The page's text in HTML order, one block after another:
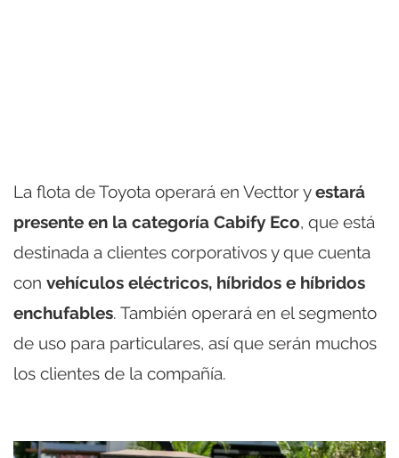
La flota de Toyota operará en Vecttor yestará
presente en la categoría Cabify Eco, que está
destinada a clientes corporativos y que cuenta
con vehículos eléctricos, híbridos e híbridos
enchufables. También operará en el segmento
de uso para particulares, así que serán muchos
los clientes de la compañía.